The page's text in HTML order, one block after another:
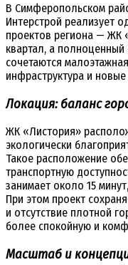
В Симферопольском
Интерстрой реализует
проектов региона — ЖК
квартал, а
сочетаются
инфраструктура и
Локация: баланс
ЖК «Листория»
экологически
Такое расположение
транспортную
занимает около 15
При этом проект
и отсутствие плотной
более спокойную и
Масштаб и